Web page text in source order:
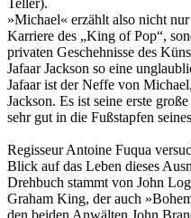
»Michael« erzählt also nicht
Karriere des „King of Pop“,
privaten Geschehnisse des
Jafaar Jackson so eine
Jafaar ist der Neffe von
Jackson. Es ist seine erste
sehr gut in die Fußstapfen
Regisseur Antoine Fuqua
Blick auf das Leben dieses
Drehbuch stammt von John
Graham King, der auch
den beiden Anwälten John